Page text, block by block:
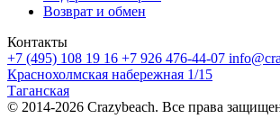
Возврат и обмен
Контакты
+7 (495) 108 19 16 +7 926 476-44-07
Краснохолмская набережная 1/15
Таганская
© 2014-2026 Crazybeach. Все права